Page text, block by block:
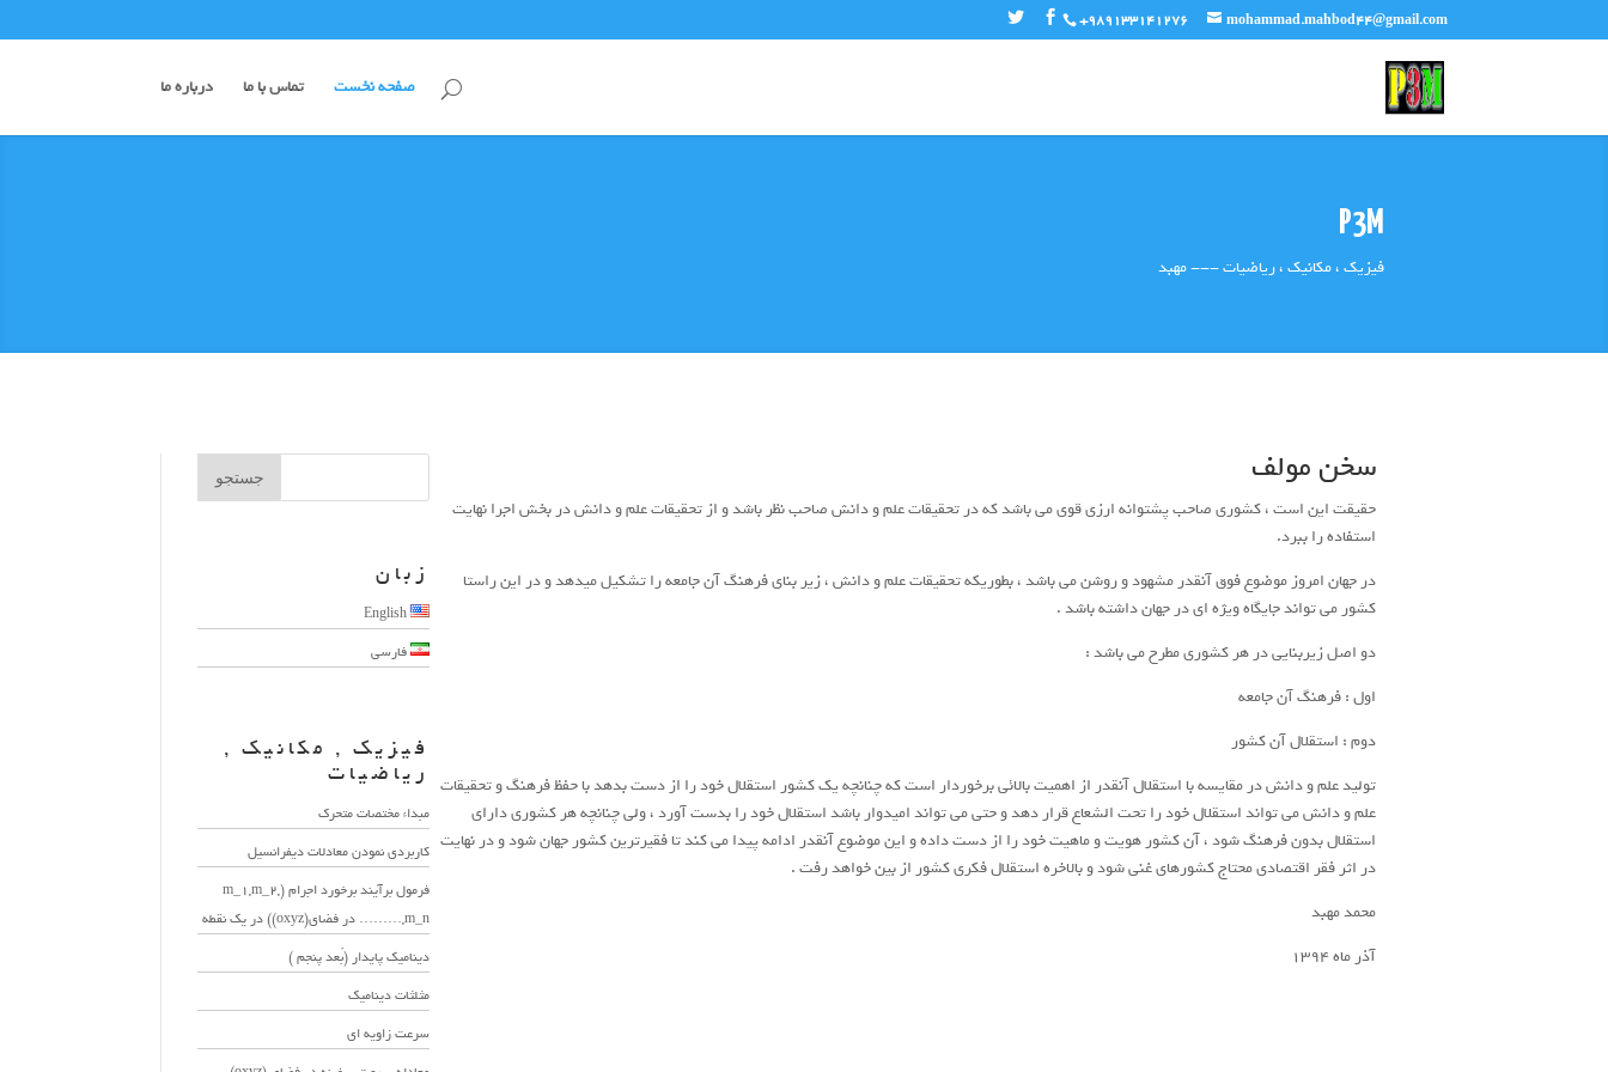
+989133141276 mohammad.mahbod44@gmail.com
صفحه نخست تماس با ما درباره ما
P3M
فیزیک ، مکانیک ، ریاضیات --- مهبد
سخن مولف
حقیقت این است ، کشوری صاحب پشتوانه ارزی قوی می باشد که در تحقیقات علم و دانش صاحب نظر باشد و از تحقیقات علم و دانش در بخش اجرا نهایت
استفاده را ببرد.
در جهان امروز موضوع فوق آنقدر مشهود و روشن می باشد ، بطوریکه تحقیقات علم و دانش ، زیر بنای فرهنگ آن جامعه را تشکیل میدهد و در این راستا
کشور می تواند جایگاه ویژه ای در جهان داشته باشد .
دو اصل زیربنایی در هر کشوری مطرح می باشد :
اول : فرهنگ آن جامعه
دوم : استقلال آن کشور
تولید علم و دانش در مقایسه با استقلال آنقدر از اهمیت بالائی برخوردار است که چنانچه یک کشور استقلال خود را از دست بدهد با حفظ فرهنگ و تحقیقات
علم و دانش می تواند استقلال خود را تحت الشعاع قرار دهد و حتی می تواند امیدوار باشد استقلال خود را بدست آورد ، ولی چنانچه هر کشوری دارای
استقلال بدون فرهنگ شود ، آن کشور هویت و ماهیت خود را از دست داده و این موضوع آنقدر ادامه پیدا می کند تا فقیرترین کشور جهان شود و در نهایت
در اثر فقر اقتصادی محتاج کشورهای غنی شود و بالاخره استقلال فکری کشور از بین خواهد رفت .
محمد مهبد
آذر ماه 1394
زبان
English
فارسی
فیزیک , مکانیک ,
ریاضیات
مبداء مختصات متحرک
کاربردی نمودن معادلات دیفرانسیل
فرمول برآیند برخورد اجرام (m_1,m_2,
………,m_n در فضای(oxyz)) در یک نقطه
دینامیک پایدار (بُعد پنجم )
مثلثات دینامیک
سرعت زاویه ای